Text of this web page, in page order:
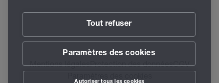
Mentions légalesProtection des donnéesCGV
Tout refuser
Paramètres des cookies
Autoriser tous les cookies